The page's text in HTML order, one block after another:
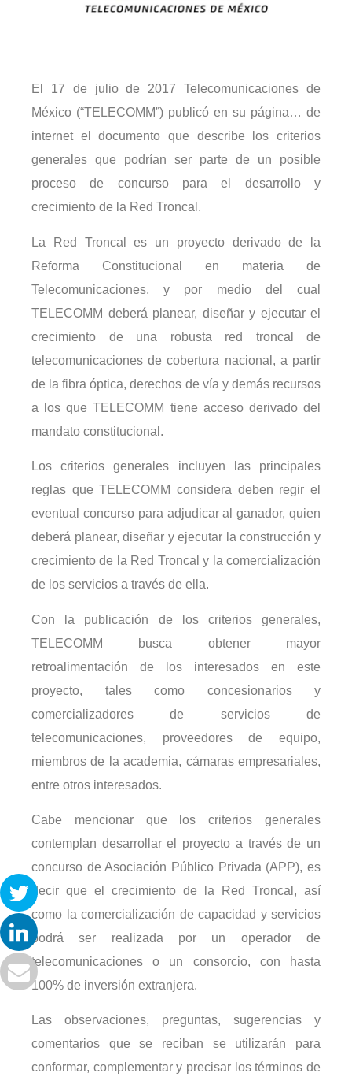
El 17 de julio de 2017 Telecomunicaciones de
México (“TELECOMM”) publicó en su página… de
internet el documento que describe los criterios
generales que podrían ser parte de un posible
proceso de concurso para el desarrollo y
crecimiento de la Red Troncal.
La Red Troncal es un proyecto derivado de la
Reforma Constitucional en materia de
Telecomunicaciones, y por medio del cual
TELECOMM deberá planear, diseñar y ejecutar el
crecimiento de una robusta red troncal de
telecomunicaciones de cobertura nacional, a partir
de la fibra óptica, derechos de vía y demás recursos
a los que TELECOMM tiene acceso derivado del
mandato constitucional.
Los criterios generales incluyen las principales
reglas que TELECOMM considera deben regir el
eventual concurso para adjudicar al ganador, quien
deberá planear, diseñar y ejecutar la construcción y
crecimiento de la Red Troncal y la comercialización
de los servicios a través de ella.
Con la publicación de los criterios generales,
TELECOMM busca obtener mayor
retroalimentación de los interesados en este
proyecto, tales como concesionarios y
comercializadores de servicios de
telecomunicaciones, proveedores de equipo,
miembros de la academia, cámaras empresariales,
entre otros interesados.
Cabe mencionar que los criterios generales
contemplan desarrollar el proyecto a través de un
concurso de Asociación Público Privada (APP), es
decir que el crecimiento de la Red Troncal, así
como la comercialización de capacidad y servicios
podrá ser realizada por un operador de
telecomunicaciones o un consorcio, con hasta
100% de inversión extranjera.
Las observaciones, preguntas, sugerencias y
comentarios que se reciban se utilizarán para
conformar, complementar y precisar los términos de